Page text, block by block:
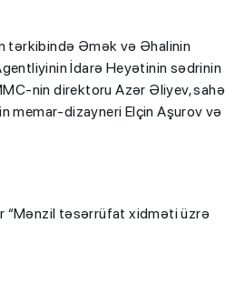
tərkibində Əmək və Əhalinin
İdarə Heyətinin sədrinin
nin direktoru Azər Əliyev, sahə
memar-dizayneri Elçin Aşurov və
“Mənzil təsərrüfat xidməti üzrə